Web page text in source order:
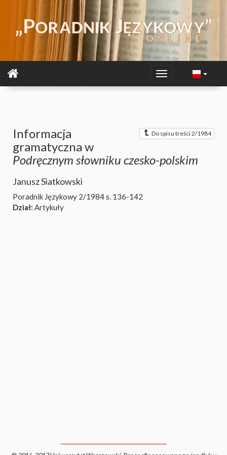
Do spisu treści 2/1984
Informacja
gramatyczna w
Podręcznym słowniku czesko-polskim
Janusz Siatkowski
Poradnik Językowy 2/1984s. 136-142
Dział: Artykuły